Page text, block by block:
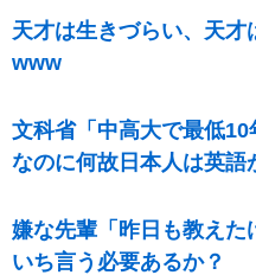
天才は生きづらい、天
www
文科省「中高大で最低
なのに何故日本人は英語
嫌な先輩「昨日も教え
いち言う必要あるか？